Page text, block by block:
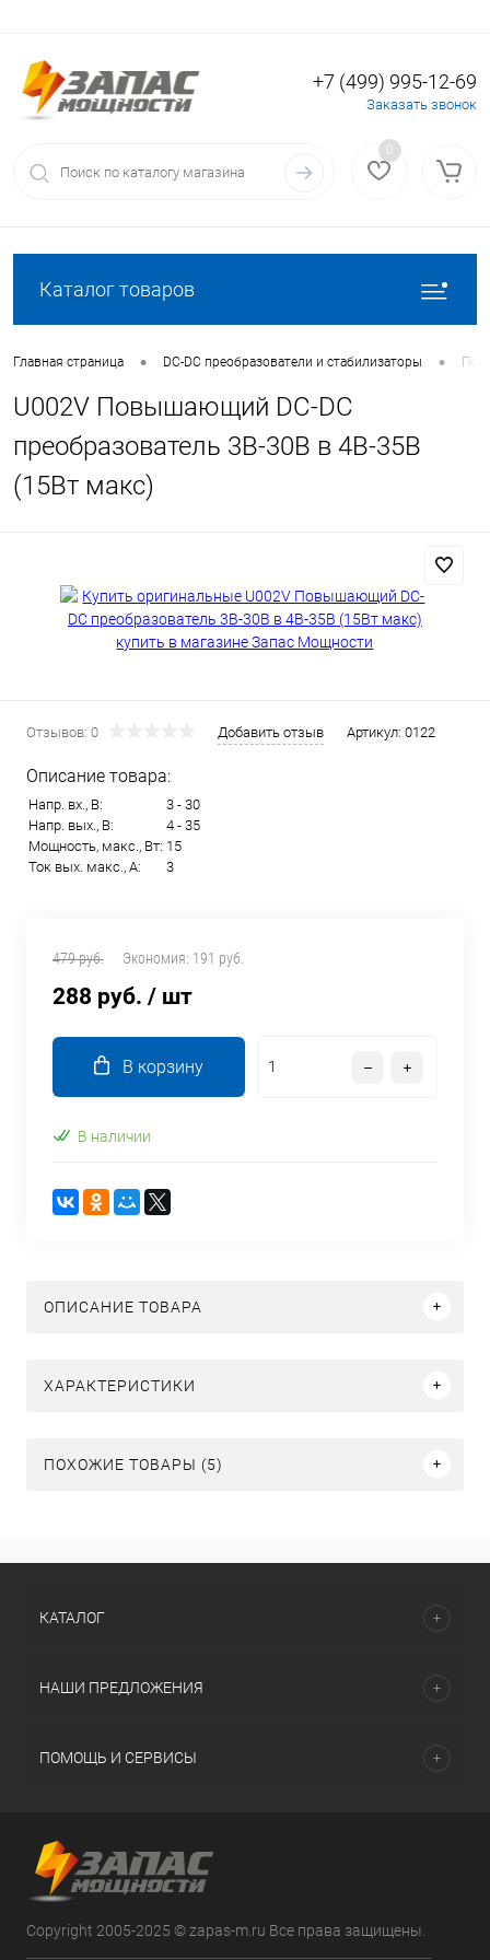
Вход Регистрация
+7 (499) 995-12-69
Заказать звонок
0
Каталог товаров
Главная страница • DC-DC преобразователи и стабилизаторы •
U002V Повышающий DC-DC
преобразователь 3В-30В в 4В-35В
(15Вт макс)
Отзывов: 0 Добавить отзыв Артикул: 0122
Описание товара:
Напр. вх., В:
3 - 30
Напр. вых., В:
4 - 35
Мощность, макс., Вт: 15
Ток вых. макс., А:
3
479 руб. Экономия: 191 руб.
288 руб. / шт
В корзину
В наличии
ОПИСАНИЕ ТОВАРА
ХАРАКТЕРИСТИКИ
ПОХОЖИЕ ТОВАРЫ (5)
КАТАЛОГ
НАШИ ПРЕДЛОЖЕНИЯ
ПОМОЩЬ И СЕРВИСЫ
Copyright 2005-2025 © zapas-m.ru Все права защищены.